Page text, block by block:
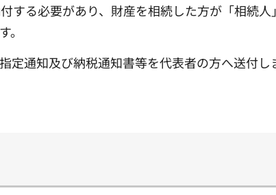
する必要があり、財産を相続した方が「相続
通知及び納税通知書等を代表者の方へ送付し